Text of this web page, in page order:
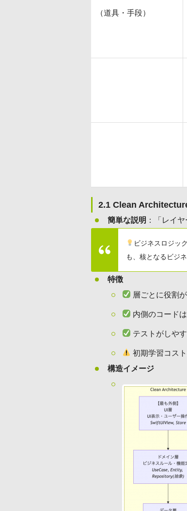
（道具・手段）
2.1 Clean
簡単な説明 ：「レイ
ビジネスロジッ
も、核となるビジ
特徴
層ごとに役割
内側のコード
テストがしや
初期学習コス
構造イメージ